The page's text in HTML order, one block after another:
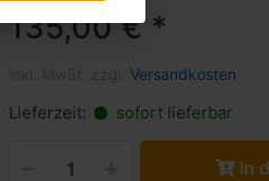
135,00 € *
Versandkosten
Lieferzeit: sofort lieferbar
In